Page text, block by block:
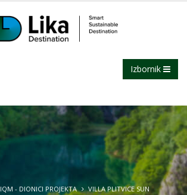
Izbornik
IQM - DIONICI PROJEKTA VILLA PLITVICE SUN